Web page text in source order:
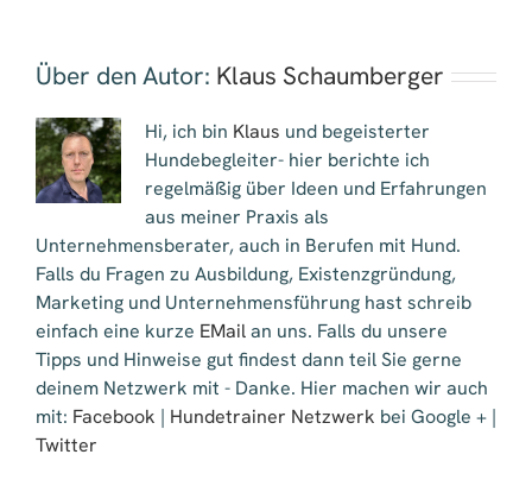
Über den Autor: Klaus Schaumberger
Hi, ich bin Klaus und begeisterter
Hundebegleiter- hier berichte ich
regelmäßig über Ideen und Erfahrungen
aus meiner Praxis als
Unternehmensberater, auch in Berufen mit Hund.
Falls du Fragen zu Ausbildung, Existenzgründung,
Marketing und Unternehmensführung hast schreib
einfach eine kurze EMailan uns. Falls du unsere
Tipps und Hinweise gut findest dann teil Sie gerne
deinem Netzwerk mit - Danke. Hier machen wir auch
mit: Facebook | Hundetrainer Netzwerk bei Google + |
Twitter